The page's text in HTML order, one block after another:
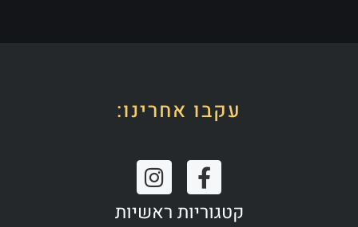
עקבו אחרינו:
F
a
c
I
n
s
קטגוריות ראשיות